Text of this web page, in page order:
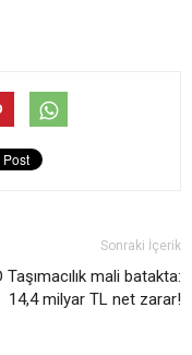
Sonraki İçerik
Taşımacılık mali batakta:
14,4 milyar TL net zarar!